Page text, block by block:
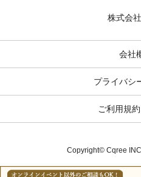
株式会
会社
プライバシ
ご利用規約
Copyright© Cqree